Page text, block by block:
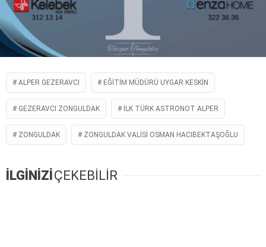
ALPER GEZERAVCI EĞITIM MÜDÜRÜ UYGAR KESKIN
GEZERAVCI ZONGULDAK İLK TÜRK ASTRONOT ALPER
ZONGULDAK ZONGULDAK VALISI OSMAN HACIBEKTAŞOĞLU
İLGİNİZİ ÇEKEBİLİR